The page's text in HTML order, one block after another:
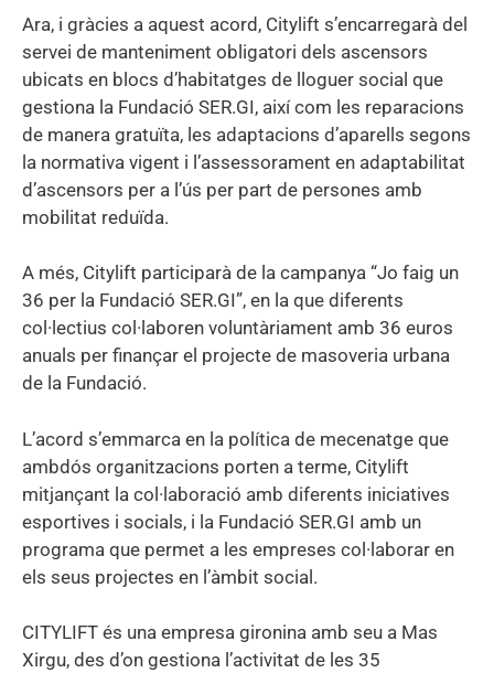
Ara, i gràcies a aquest acord, Citylift s’encarregarà del
servei de manteniment obligatori dels ascensors
ubicats en blocs d’habitatges de lloguer social que
gestiona la Fundació SER.GI, així com les reparacions
de manera gratuïta, les adaptacions d’aparells segons
la normativa vigent i l’assessorament en adaptabilitat
d’ascensors per a l’ús per part de persones amb
mobilitat reduïda.
A més, Citylift participarà de la campanya “Jo faig un
36 per la Fundació SER.GI”, en la que diferents
col·lectius col·laboren voluntàriament amb 36 euros
anuals per finançar el projecte de masoveria urbana
de la Fundació.
L’acord s’emmarca en la política de mecenatge que
ambdós organitzacions porten a terme, Citylift
mitjançant la col·laboració amb diferents iniciatives
esportives i socials, i la Fundació SER.GI amb un
programa que permet a les empreses col·laborar en
els seus projectes en l’àmbit social.
CITYLIFT és una empresa gironina amb seu a Mas
Xirgu, des d’on gestiona l’activitat de les 35